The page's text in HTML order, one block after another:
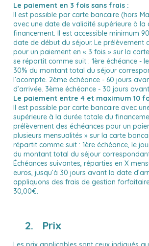
Le paiement en 3 fois sans frais :
Il est possible par carte bancaire (hors
avec une date de validité supérieure à la
financement. Il est accessible minimum
date de début du séjour. Le prélèvement
pour un paiement en « 3 fois » sur la
se répartit comme suit : 1ère échéance -
30% du montant total du séjour
l’acompte. 2ème échéance - 60 jours
d’arrivée. 3ème échéance - 30 jours
Le paiement entre 4 et maximum 10
Il est possible par carte bancaire avec
supérieure à la durée totale du
prélèvement des échéances pour un
plusieurs mensualités » sur la carte
répartit comme suit : 1ère échéance, le
du montant total du séjour
Échéances suivantes, réparties en X
euros, jusqu’à 30 jours avant la date
appliquons des frais de gestion
30,00€.
2. Prix